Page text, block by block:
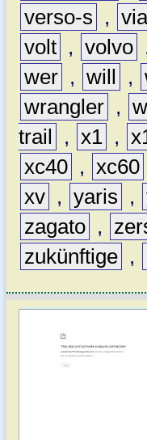
verso-s
,
volt , volvo
wer , will ,
wrangler ,
trail
, x1 ,
xc40 , xc60
xv , yaris ,
zagato ,
zukünftige ,